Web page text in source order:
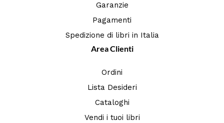
Garanzie
Pagamenti
Spedizione di libri in Italia
Area Clienti
Ordini
Lista Desideri
Cataloghi
Vendi i tuoi libri